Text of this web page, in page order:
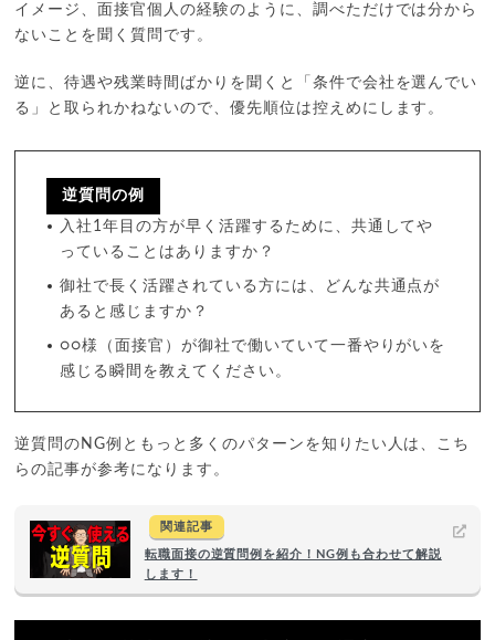
イメージ、面接官個人の経験のように、調べただけでは分から
ないことを聞く質問です。
逆に、待遇や残業時間ばかりを聞くと「条件で会社を選んでい
る」と取られかねないので、優先順位は控えめにします。
逆質問の例
入社1年目の方が早く活躍するために、共通してや
っていることはありますか？
御社で長く活躍されている方には、どんな共通点が
あると感じますか？
○○様（面接官）が御社で働いていて一番やりがいを
感じる瞬間を教えてください。
逆質問のNG例ともっと多くのパターンを知りたい人は、こち
らの記事が参考になります。
関連記事
転職面接の逆質問例を紹介！NG例も合わせて解説
します！